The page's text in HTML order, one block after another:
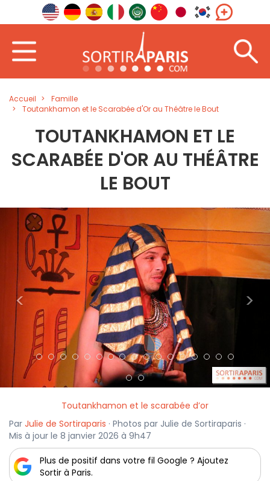
Accueil
Famille
Toutankhamon et le Scarabée d'Or au Théâtre le Bout
TOUTANKHAMON ET LE
SCARABÉE D'OR AU THÉÂTRE
LE BOUT
< >
Toutankhamon et le scarabée d’or
Par Julie de Sortiraparis · Photos par Julie de Sortiraparis ·
Mis à jour le 8 janvier 2026 à 9h47
Plus de positif dans votre fil Google ? Ajoutez
Sortir à Paris.